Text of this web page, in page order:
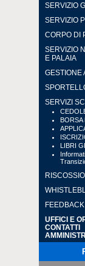
SERVIZIO
SERVIZIO
CORPO DI
SERVIZIO
E PALAIA
GESTIONE
SERVIZI
BORSA
LIBRI
UFFICI E
CONTATTI